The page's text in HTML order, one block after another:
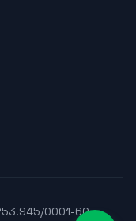
0001-60